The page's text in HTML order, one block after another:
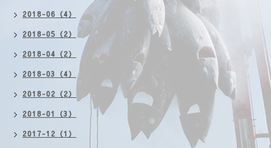
2018-06（4）
2018-05（2）
2018-04（2）
2018-03（4）
2018-02（2）
2018-01（3）
2017-12（1）